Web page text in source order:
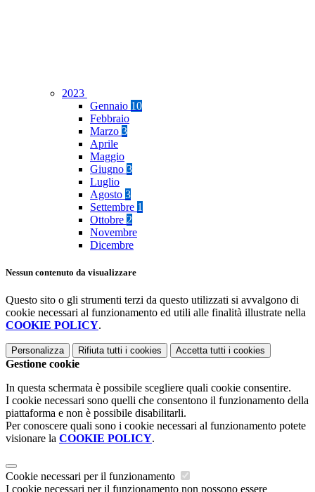
2023
Gennaio 10
Febbraio
Marzo 3
Aprile
Maggio
Giugno 3
Luglio
Agosto 3
Settembre 1
Ottobre 2
Novembre
Dicembre
Nessun contenuto da visualizzare
Questo sito o gli strumenti terzi da questo utilizzati si avvalgono di
cookie necessari al funzionamento ed utili alle finalità illustrate nella
COOKIE POLICY.
Personalizza Rifiuta tutti i cookies Accetta tutti i cookies
Gestione cookie
In questa schermata è possibile scegliere quali cookie consentire.
I cookie necessari sono quelli che consentono il funzionamento della
piattaforma e non è possibile disabilitarli.
Per conoscere quali sono i cookie necessari al funzionamento potete
visionare la COOKIE POLICY.
Cookie necessari per il funzionamento
I cookie necessari per il funzionamento non possono essere